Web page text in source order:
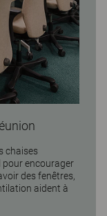
chaises
encourager
des fenêtres,
aident à